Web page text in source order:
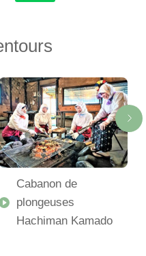
Cabanon de
plongeuses
Hachiman Kamado